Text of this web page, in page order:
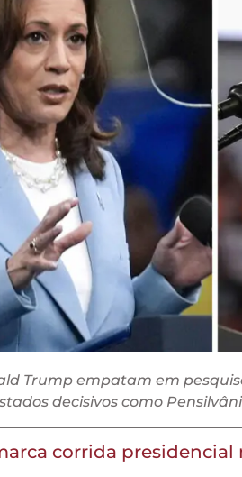
Trump empatam em
decisivos como
corrida presidencial